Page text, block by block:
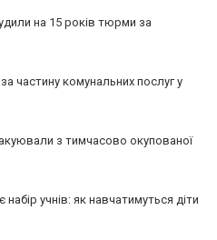
на 15 років тюрми за
частину комунальних послуг у
з тимчасово окупованої
учнів: як навчатимуться діти